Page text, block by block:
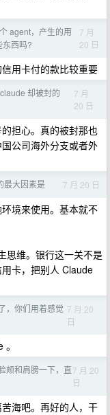
agent，产生的用
东西吗?
7 月
20 日
用卡付的款比较重要
却被封的
7 月
20 日
担心。真的被封那也
公司海外分支或者外
最大因素是 7 月 20 日
境来使用。基本就不
思维。银行这一关不是
卡，把别人 Claude
，你们用着感觉 7 月 20
日
颊和肩膀一下，直7 月 20
日
海吧。再好的人，干